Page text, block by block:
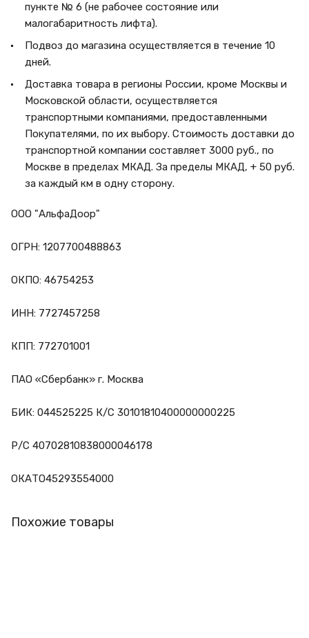
пункте № 6 (не рабочее состояние или
малогабаритность лифта).
Подвоз до магазина осуществляется в течение 10
дней.
Доставка товара в регионы России, кроме Москвы и
Московской области, осуществляется
транспортными компаниями, предоставленными
Покупателями, по их выбору. Стоимость доставки до
транспортной компании составляет 3000 руб., по
Москве в пределах МКАД. За пределы МКАД, + 50 руб.
за каждый км в одну сторону.
ООО "АльфаДоор"
ОГРН: 1207700488863
ОКПО: 46754253
ИНН: 7727457258
КПП: 772701001
ПАО «Сбербанк» г. Москва
БИК: 044525225 К/С 30101810400000000225
Р/С 40702810838000046178
ОКАТО45293554000
Похожие товары